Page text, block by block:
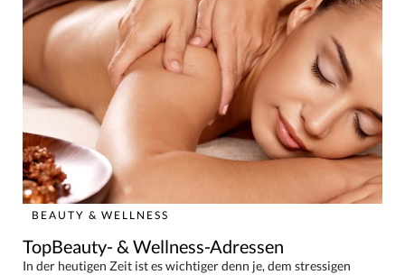
BEAUTY & WELLNESS
TopBeauty- & Wellness-Adressen
In der heutigen Zeit ist es wichtiger denn je, dem stressigen